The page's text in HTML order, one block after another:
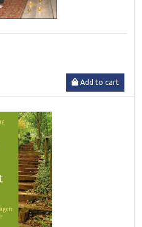
Add to cart